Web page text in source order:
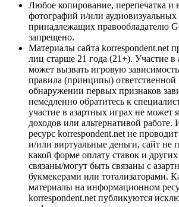
Любое копирование, перепечатка и
фотографий и/или аудиовизуальных
принадлежащих правообладателю
запрещено.
Материалы сайта korrespondent.net
лиц старше 21 года (21+). Участие в
может вызвать игровую
правила (принципы)
обнаружении первых признаков
немедленно обратитесь к
участие в азартных играх не может
доходов или альтернативой
ресурс korrespondent.net не
и/или виртуальные деньги, сайт не
какой форме оплату ставок и
связаны/могут быть связаны с
букмекерами или тотализаторами.
материалы на информационном
korrespondent.net публикуются